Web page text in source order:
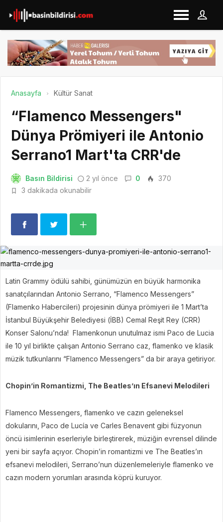
Anasayfa Kültür Sanat
“Flamenco Messengers"
Dünya Prömiyeri ile Antonio
Serrano1 Mart'ta CRR'de
Basın Bildirisi 2 yıl önce 0
370
3 dakikada okunabilir
Latin Grammy ödülü sahibi, günümüzün en büyük harmonika
sanatçılarından Antonio Serrano, “Flamenco Messengers”
(Flamenko Habercileri) projesinin dünya prömiyeri ile 1 Mart’ta
İstanbul Büyükşehir Belediyesi (İBB) Cemal Reşit Rey (CRR)
Konser Salonu’nda! Flamenkonun unutulmaz ismi Paco de Lucia
ile 10 yıl birlikte çalışan Antonio Serrano caz, flamenko ve klasik
müzik tutkunlarını “Flamenco Messengers” da bir araya getiriyor.
Chopin’in Romantizmi, The Beatles’ın Efsanevi Melodileri
Flamenco Messengers, flamenko ve cazın geleneksel
dokularını, Paco de Lucía ve Carles Benavent gibi füzyonun
öncü isimlerinin eserleriyle birleştirerek, müziğin evrensel dilinde
yeni bir sayfa açıyor. Chopin’in romantizmi ve The Beatles’ın
efsanevi melodileri, Serrano’nun düzenlemeleriyle flamenko ve
cazın modern yorumları arasında köprü kuruyor.